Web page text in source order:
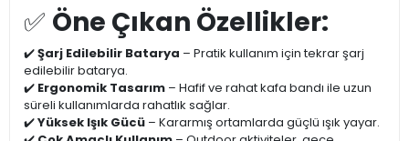
✅ Öne Çıkan Özellikler:
✔️Şarj Edilebilir Batarya – Pratik kullanım için tekrar şarj
edilebilir batarya.
✔️ Ergonomik Tasarım – Hafif ve rahat kafa bandı ile uzun
süreli kullanımlarda rahatlık sağlar.
✔️Yüksek Işık Gücü – Kararmış ortamlarda güçlü ışık yayar.